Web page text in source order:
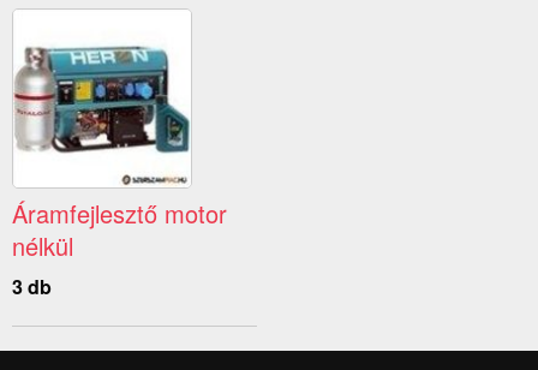
Áramfejlesztő motor
nélkül
3 db